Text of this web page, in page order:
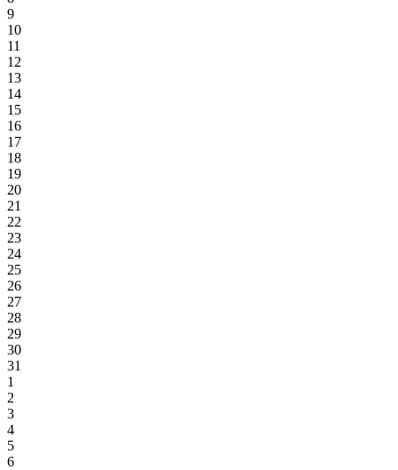
9
10
11
12
13
14
15
16
17
18
19
20
21
22
23
24
25
26
27
28
29
30
31
1
2
3
4
5
6